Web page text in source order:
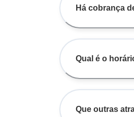
Há cobrança
Qual é o
Que outras